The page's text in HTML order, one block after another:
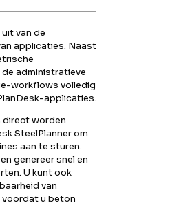
van de
applicaties. Naast
administratieve
workflows volledig
applicaties.
direct worden
SteelPlanner om
aan te sturen.
genereer snel en
U kunt ook
van
u beton